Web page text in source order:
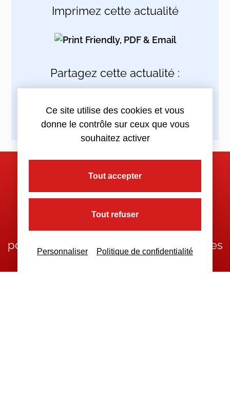
Imprimez cette actualité
Partagez cette actualité :
Nous contacter
Nous restons à votre disposition
pour toutes demandes complémentaires
Ce site utilise des cookies et vous
donne le contrôle sur ceux que vous
souhaitez activer
Tout accepter
Tout refuser
Personnaliser Politique de confidentialité